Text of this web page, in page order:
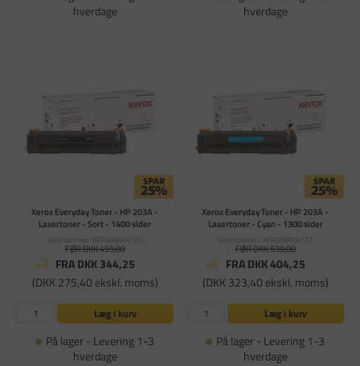
hverdage
hverdage
Xerox Everyday Toner - HP 203A -
Lasertoner - Sort - 1400 sider
Varenummer: XER006R04176
FØR DKK 459,00
FRA DKK 344,25
(DKK 275,40 ekskl. moms)
Læg i kurv
På lager - Levering 1-3
hverdage
Xerox Everyday Toner - HP 203A -
Lasertoner - Cyan - 1300 sider
Varenummer: XER006R04177
FØR DKK 539,00
FRA DKK 404,25
(DKK 323,40 ekskl. moms)
Læg i kurv
På lager - Levering 1-3
hverdage